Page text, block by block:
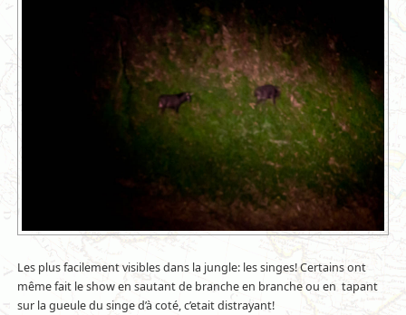
Les plus facilement visibles dans la jungle: les singes! Certains ont
même fait le show en sautant de branche en branche ou en tapant
sur la gueule du singe d’à coté, c’etait distrayant!